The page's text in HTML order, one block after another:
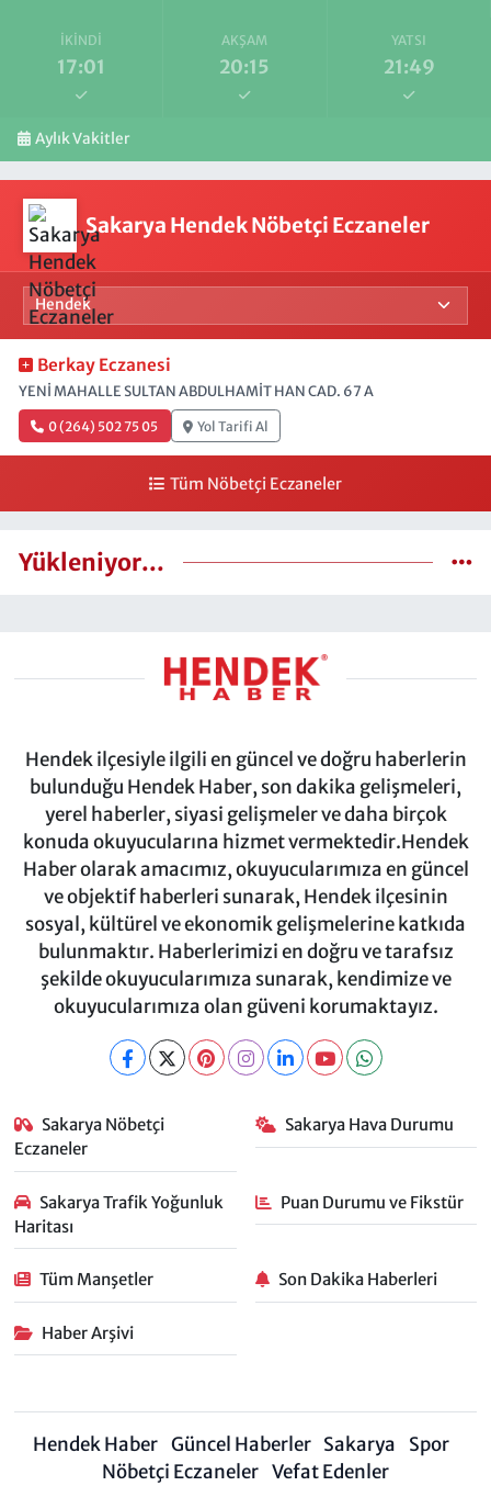
İKINDI
17:01
AKŞAM
20:15
YATSI
21:49
Aylık Vakitler
Sakarya Hendek Nöbetçi Eczaneler
Berkay Eczanesi
YENİ MAHALLE SULTAN ABDULHAMİT HAN CAD. 67 A
0 (264) 502 75 05 Yol Tarifi Al
Tüm Nöbetçi Eczaneler
Yükleniyor...
Hendek ilçesiyle ilgili en güncel ve doğru haberlerin
bulunduğu Hendek Haber, son dakika gelişmeleri,
yerel haberler, siyasi gelişmeler ve daha birçok
konuda okuyucularına hizmet vermektedir.Hendek
Haber olarak amacımız, okuyucularımıza en güncel
ve objektif haberleri sunarak, Hendek ilçesinin
sosyal, kültürel ve ekonomik gelişmelerine katkıda
bulunmaktır. Haberlerimizi en doğru ve tarafsız
şekilde okuyucularımıza sunarak, kendimize ve
okuyucularımıza olan güveni korumaktayız.
Sakarya Nöbetçi
Eczaneler
Sakarya Hava Durumu
Sakarya Trafik Yoğunluk
Haritası
Puan Durumu ve Fikstür
Tüm Manşetler Son Dakika Haberleri
Haber Arşivi
Hendek Haber Güncel Haberler Sakarya
Spor
Nöbetçi Eczaneler Vefat Edenler